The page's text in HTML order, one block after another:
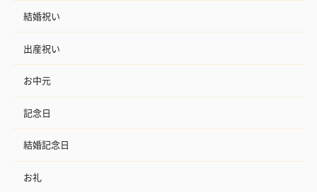
結婚祝い
出産祝い
お中元
記念日
結婚記念日
お礼